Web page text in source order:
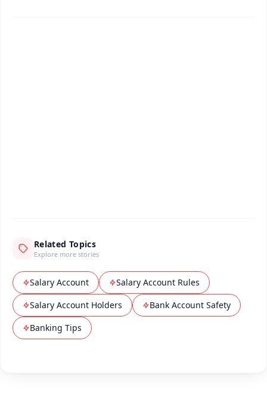
Related Topics
Explore more stories
Salary Account
Salary Account Rules
Salary Account Holders
Bank Account Safety
Banking Tips